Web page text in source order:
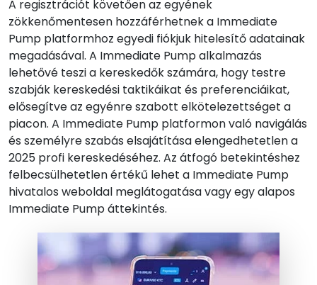
A regisztrációt követően az egyének
zökkenőmentesen hozzáférhetnek a Immediate
Pump platformhoz egyedi fiókjuk hitelesítő adatainak
megadásával. A Immediate Pump alkalmazás
lehetővé teszi a kereskedők számára, hogy testre
szabják kereskedési taktikáikat és preferenciáikat,
elősegítve az egyénre szabott elkötelezettséget a
piacon. A Immediate Pump platformon való navigálás
és személyre szabás elsajátítása elengedhetetlen a
2025 profi kereskedéséhez. Az átfogó betekintéshez
felbecsülhetetlen értékű lehet a Immediate Pump
hivatalos weboldal meglátogatása vagy egy alapos
Immediate Pump áttekintés.